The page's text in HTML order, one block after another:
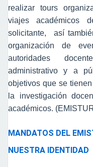
realizar tours
viajes académicos
solicitante, así
organización de
autoridades
administrativo y a
objetivos que se
la investigación
académicos.
MANDATOS DEL
NUESTRA IDENTIDAD